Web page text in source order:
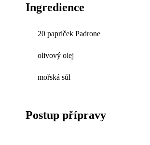
Ingredience
20 papriček Padrone
olivový olej
mořská sůl
Postup přípravy